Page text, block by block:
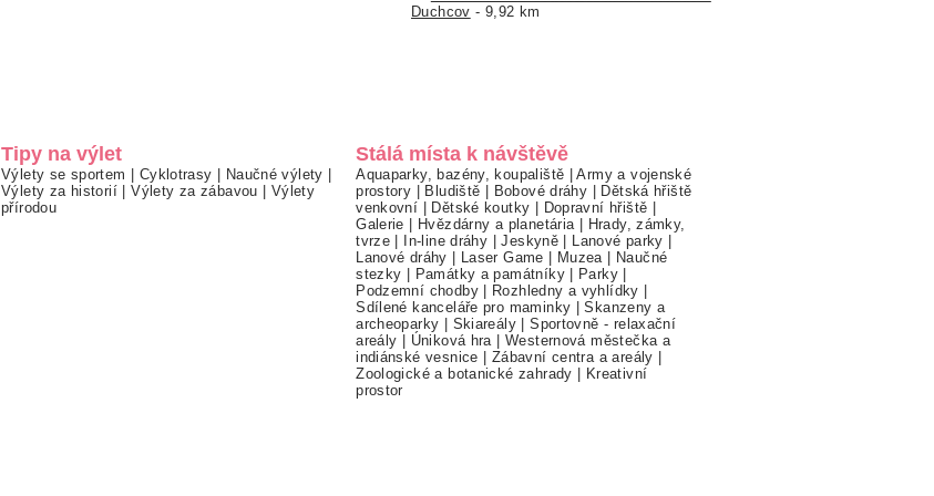
Duchcov - 9,92 km
Tipy na výlet
Výlety se sportem | Cyklotrasy | Naučné výlety |
Výlety za historií |Výlety za zábavou | Výlety
přírodou
Stálá místa k návštěvě
Aquaparky, bazény, koupaliště |Army a vojenské
prostory | Bludiště | Bobové dráhy | Dětská hřiště
venkovní | Dětské koutky | Dopravní hřiště |
Galerie | Hvězdárny a planetária | Hrady, zámky,
tvrze | In-line dráhy |Jeskyně | Lanové parky |
Lanové dráhy | Laser Game | Muzea | Naučné
stezky | Památky a památníky| Parky |
Podzemní chodby| Rozhledny a vyhlídky |
Sdílené kanceláře pro maminky |Skanzeny a
archeoparky | Skiareály |Sportovně - relaxační
areály | Úniková hra |Westernová městečka a
indiánské vesnice | Zábavní centra a areály |
Zoologické a botanické zahrady | Kreativní
prostor